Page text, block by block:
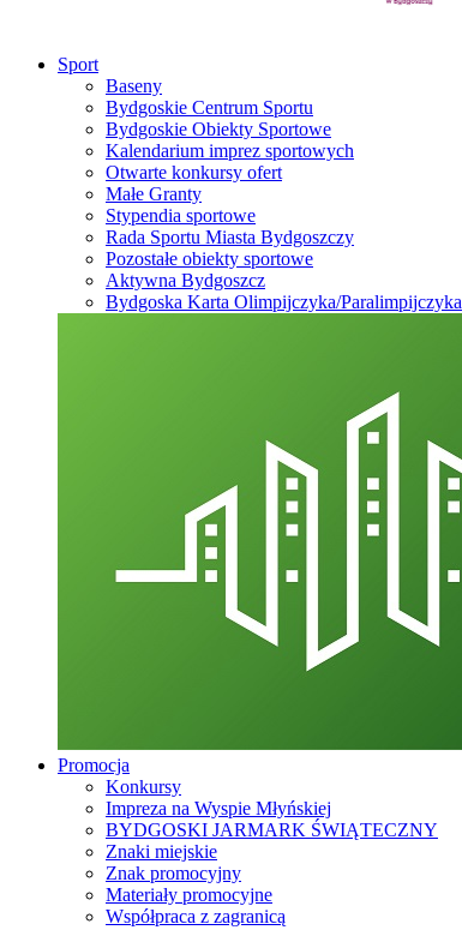
Sport
Baseny
Bydgoskie Centrum Sportu
Bydgoskie Obiekty Sportowe
Kalendarium imprez sportowych
Otwarte konkursy ofert
Małe Granty
Stypendia sportowe
Rada Sportu Miasta Bydgoszczy
Pozostałe obiekty sportowe
Aktywna Bydgoszcz
Bydgoska Karta Olimpijczyka/Paralimpijczyka
Promocja
Konkursy
Impreza na Wyspie Młyńskiej
BYDGOSKI JARMARK ŚWIĄTECZNY
Znaki miejskie
Znak promocyjny
Materiały promocyjne
Współpraca z zagranicą